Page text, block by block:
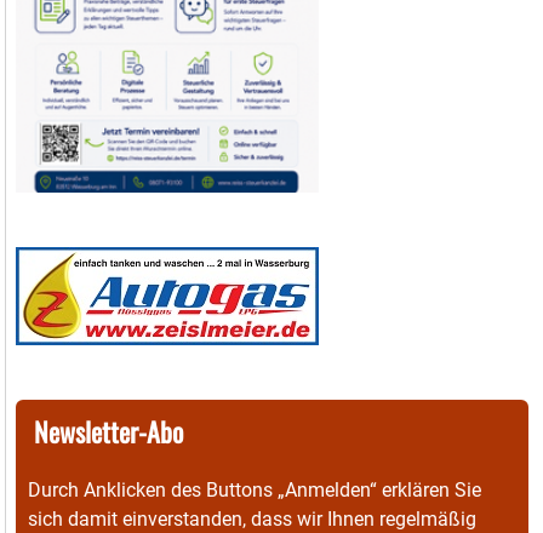
Newsletter-Abo
Durch Anklicken des Buttons „Anmelden“ erklären Sie
sich damit einverstanden, dass wir Ihnen regelmäßig